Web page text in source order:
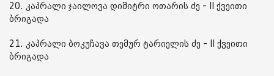
20. კაპრალი ჯაილოვა დიმიტრი ოთარის ძე - II ქვეითი
ბრიგადა
21. კაპრალი ბოკუჩავა თემურ ტარიელის ძე - II ქვეითი
ბრიგადა